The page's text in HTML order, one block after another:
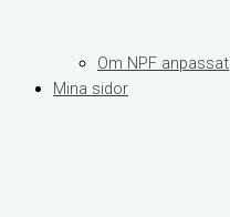
Om NPF anpassat
Mina sidor